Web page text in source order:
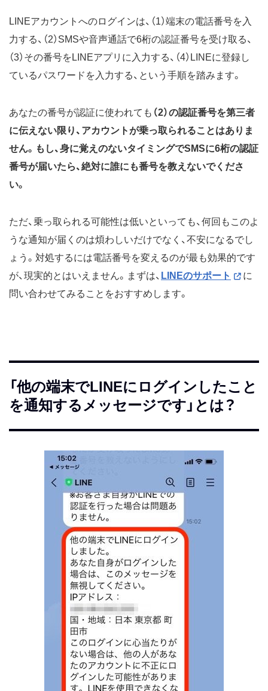
LINEアカウントへのログインは、（1）端末の電話番号を入
力する、（2）SMSや音声通話で6桁の認証番号を受け取る、
（3）その番号をLINEアプリに入力する、（4）LINEに登録し
ているパスワードを入力する、という手順を踏みます。
あなたの番号が認証に使われても （2）の認証番号を第三者
に伝えない限り、アカウントが乗っ取られることはありま
せん。 もし、身に覚えのないタイミングでSMSに6桁の認証
番号が届いたら、絶対に誰にも番号を教えないでくださ
い。
ただ、乗っ取られる可能性は低いといっても、何回もこのよ
うな通知が届くのは煩わしいだけでなく、不安になるでし
ょう。対処するには電話番号を変えるのが最も効果的です
が、現実的とはいえません。まずは、 LINEのサポート
に
問い合わせてみることをおすすめします。
「他の端末でLINEにログインしたこと
を通知するメッセージです」とは？